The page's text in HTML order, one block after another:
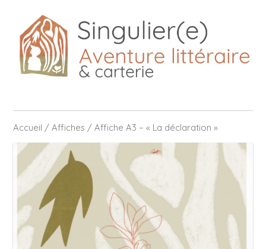
Accueil /Affiches / Affiche A3 – « La déclaration »